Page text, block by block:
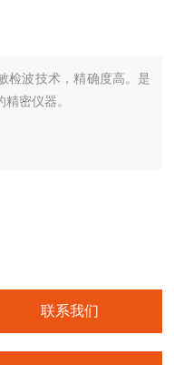
检波技术，精确度高。是
密仪器。
联系我们